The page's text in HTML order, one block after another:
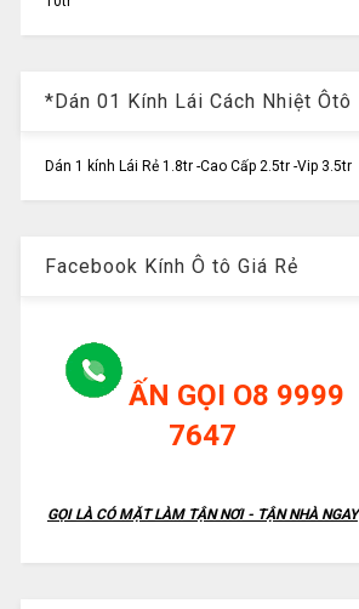
*Dán 01 Kính Lái Cách Nhiệt Ôtô
Dán 1 kính Lái Rẻ 1.8tr -Cao Cấp 2.5tr -Vip 3.5tr
Facebook Kính Ô tô Giá Rẻ
ẤN GỌI O8 9999
7647
GỌI LÀ CÓ MẶT LÀM TẬN NƠI - TẬN NHÀ NGAY